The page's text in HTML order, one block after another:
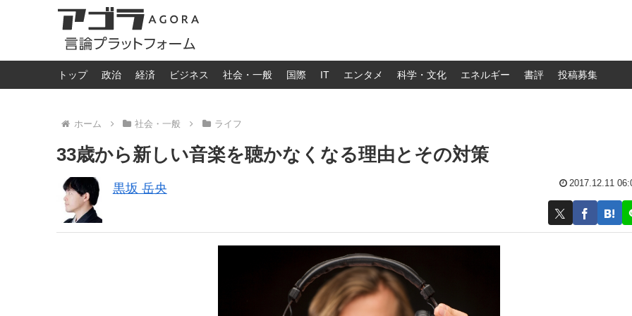
トップ 政治 経済 ビジネス 社会・一般 国際 IT エンタメ 科学・文化 エネルギー 書評 投稿募集
ホーム 社会・一般 ライフ
33歳から新しい音楽を聴かなくなる理由とその対策
黒坂 岳央 2017.12.11